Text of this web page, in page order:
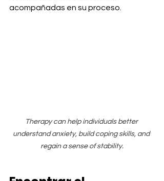
acompañadas en su proceso.
Therapy can help individuals better
understand anxiety, build coping skills, and
regain a sense of stability.